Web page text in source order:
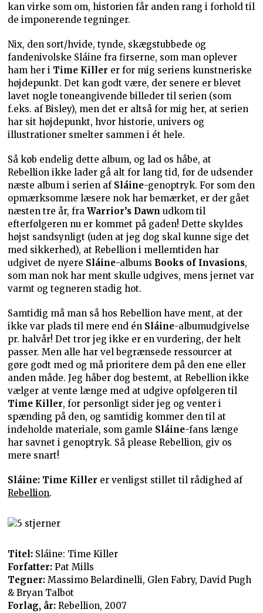
kan virke som om, historien får anden rang i forhold til
de imponerende tegninger.
Nix, den sort/hvide, tynde, skægstubbede og
fandenivolske Sláine fra firserne, som man oplever
ham her i Time Killer er for mig seriens kunstneriske
højdepunkt. Det kan godt være, der senere er blevet
lavet nogle toneangivende billeder til serien (som
f.eks. af Bisley), men det er altså for mig her, at serien
har sit højdepunkt, hvor historie, univers og
illustrationer smelter sammen i ét hele.
Så køb endelig dette album, og lad os håbe, at
Rebellion ikke lader gå alt for lang tid, før de udsender
næste album i serien af Sláine-genoptryk. For som den
opmærksomme læsere nok har bemærket, er der gået
næsten tre år, fraWarrior’s Dawn udkom til
efterfølgeren nu er kommet på gaden! Dette skyldes
højst sandsynligt (uden at jeg dog skal kunne sige det
med sikkerhed), at Rebellion i mellemtiden har
udgivet de nyere Sláine-albums Books of Invasions,
som man nok har ment skulle udgives, mens jernet var
varmt og tegneren stadig hot.
Samtidig må man så hos Rebellion have ment, at der
ikke var plads til mere end én Sláine-albumudgivelse
pr. halvår! Det tror jeg ikke er en vurdering, der helt
passer. Men alle har vel begrænsede ressourcer at
gøre godt med og må prioritere dem på den ene eller
anden måde. Jeg håber dog bestemt, at Rebellion ikke
vælger at vente længe med at udgive opfølgeren til
Time Killer, for personligt sider jeg og venter i
spænding på den, og samtidig kommer den til at
indeholde materiale, som gamle Sláine-fans længe
har savnet i genoptryk. Så please Rebellion, giv os
mere snart!
Sláine: Time Killer er venligst stillet til rådighed af
Rebellion.
Titel: Sláine: Time Killer
Forfatter: Pat Mills
Tegner: Massimo Belardinelli, Glen Fabry, David Pugh
& Bryan Talbot
Forlag, år: Rebellion, 2007